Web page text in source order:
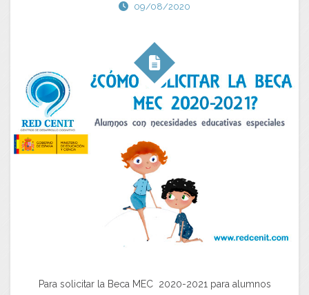
09/08/2020
Para solicitar la Beca MEC 2020-2021 para alumnos